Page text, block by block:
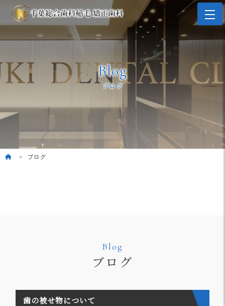
Blog
ブログ
ブログ
Blog
ブログ
歯の被せ物について